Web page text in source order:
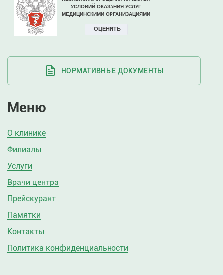
НОРМАТИВНЫЕ ДОКУМЕНТЫ
Меню
О клинике
Филиалы
Услуги
Врачи центра
Прейскурант
Памятки
Контакты
Политика конфиденциальности